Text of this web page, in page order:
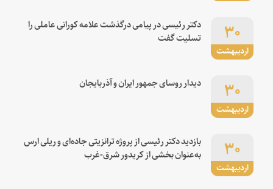
اردیبهشت
۳۰
دکتر رئیسی در پیامی درگذشت علامه کورانی عاملی را
تسلیت گفت
اردیبهشت
۳۰ دیدار روسای جمهور ایران و آذربایجان
اردیبهشت
۳۰
بازدید دکتر رئیسی از پروژه ترانزیتی جاده‌ای و ریلی ارس
به‌عنوان بخشی از کریدور شرق-غرب